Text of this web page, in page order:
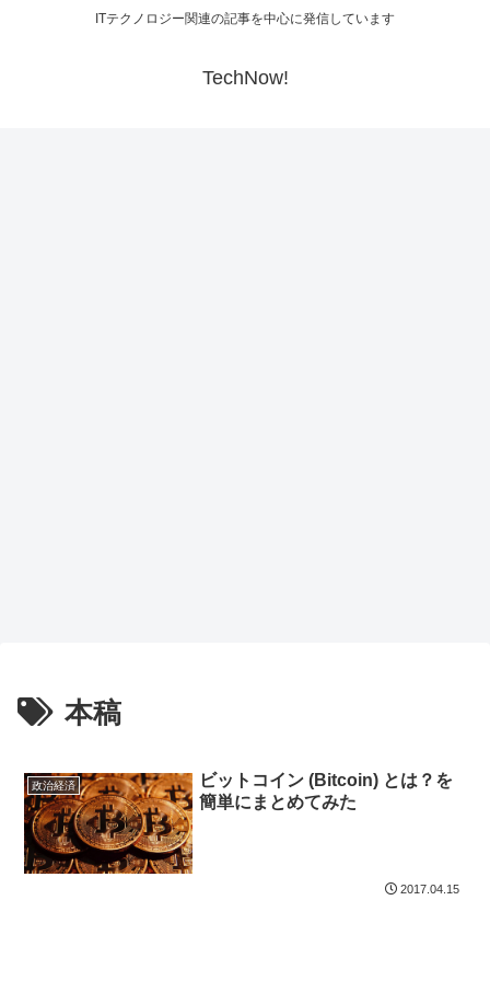
ITテクノロジー関連の記事を中心に発信しています
TechNow!
本稿
政治経済
ビットコイン (Bitcoin) とは？を
簡単にまとめてみた
2017.04.15